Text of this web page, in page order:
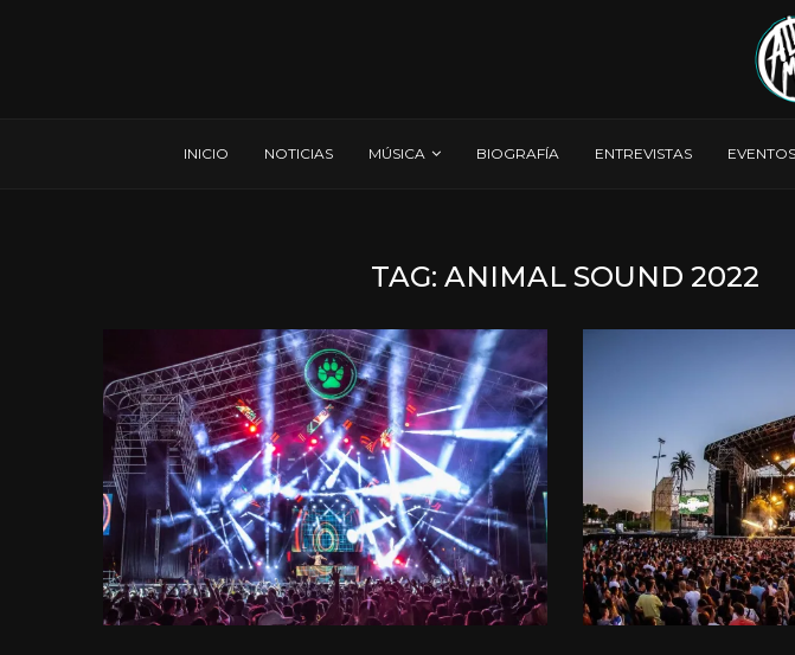
INICIO NOTICIAS MÚSICA BIOGRAFÍA ENTREVISTAS EVENTOS
TAG: ANIMAL SOUND 2022